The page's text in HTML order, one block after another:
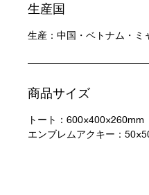
生産国
生産：中国・ベトナム・
商品サイズ
トート：600×400×260mm
エンブレムアクキー：